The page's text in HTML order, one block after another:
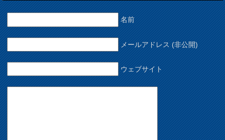
名前
メールアドレス (非公開)
ウェブサイト